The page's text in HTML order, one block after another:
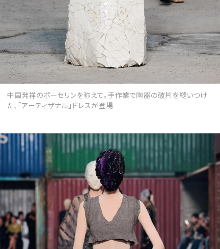
中国発祥のポーセリンを称えて。手作業で陶器の破片を縫いつけ
た、「アーティザナル」ドレスが登場